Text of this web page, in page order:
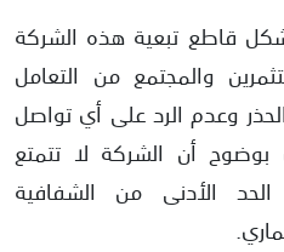
قاطع تبعية هذه الشركة
والمجتمع من التعامل
وعدم الرد على أي تواصل
بوضوح أن الشركة لا تتمتع
الأدنى من الشفافية